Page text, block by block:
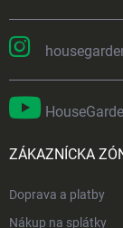
ZÁKAZNÍCKA
Doprava a platby
Nákup na splátky